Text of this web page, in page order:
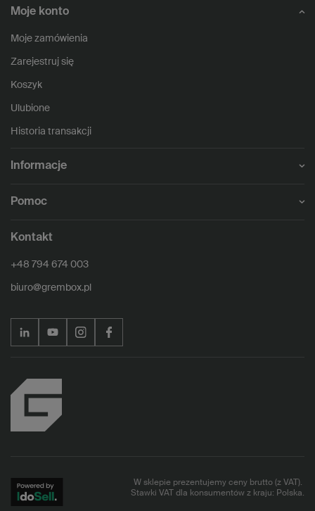
Moje konto
Moje zamówienia
Zarejestruj się
Koszyk
Ulubione
Historia transakcji
Informacje
Pomoc
Kontakt
+48 794 674 003
biuro@grembox.pl
W sklepie prezentujemy ceny brutto (z VAT).
Stawki VAT dla konsumentów z kraju: Polska.